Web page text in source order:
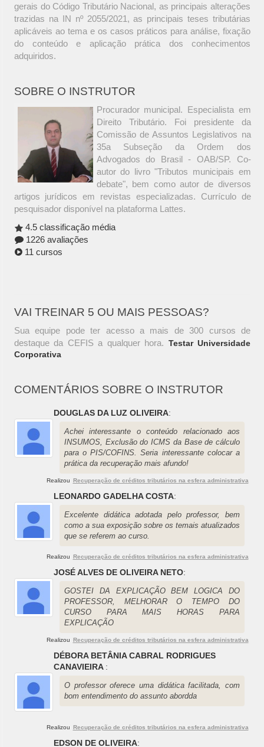
gerais do Código Tributário Nacional, as principais alterações
trazidas na IN nº 2055/2021, as principais teses tributárias
aplicáveis ao tema e os casos práticos para análise, fixação
do conteúdo e aplicação prática dos conhecimentos
adquiridos.
SOBRE O INSTRUTOR
Procurador municipal. Especialista em
Direito Tributário. Foi presidente da
Comissão de Assuntos Legislativos na
35a Subseção da Ordem dos
Advogados do Brasil - OAB/SP. Co-
autor do livro "Tributos municipais em
debate", bem como autor de diversos
artigos jurídicos em revistas especializadas. Currículo de
pesquisador disponível na plataforma Lattes.
4.5 classificação média
1226 avaliações
11 cursos
VAI TREINAR 5 OU MAIS PESSOAS?
Sua equipe pode ter acesso a mais de 300 cursos de
destaque da CEFIS a qualquer hora. Testar Universidade
Corporativa
COMENTÁRIOS SOBRE O INSTRUTOR
DOUGLAS DA LUZ OLIVEIRA:
Achei interessante o conteúdo relacionado aos
INSUMOS, Exclusão do ICMS da Base de cálculo
para o PIS/COFINS. Seria interessante colocar a
prática da recuperação mais afundo!
Realizou Recuperação de créditos tributários na esfera administrativa
LEONARDO GADELHA COSTA:
Excelente didática adotada pelo professor, bem
como a sua exposição sobre os temais atualizados
que se referem ao curso.
Realizou Recuperação de créditos tributários na esfera administrativa
JOSÉ ALVES DE OLIVEIRA NETO:
GOSTEI DA EXPLICAÇÃO BEM LOGICA DO
PROFESSOR, MELHORAR O TEMPO DO
CURSO PARA MAIS HORAS PARA
EXPLICAÇÃO
Realizou Recuperação de créditos tributários na esfera administrativa
DÉBORA BETÂNIA CABRAL RODRIGUES
CANAVIEIRA :
O professor oferece uma didática facilitada, com
bom entendimento do assunto abordda
Realizou Recuperação de créditos tributários na esfera administrativa
EDSON DE OLIVEIRA: